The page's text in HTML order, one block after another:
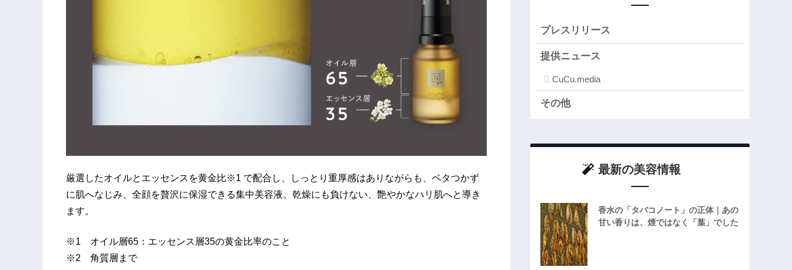
厳選したオイルとエッセンスを黄金比※1 で配合し、しっとり重厚感はありながらも、ベタつかず
に肌へなじみ、全顔を贅沢に保湿できる集中美容液。乾燥にも負けない、艶やかなハリ肌へと導き
ます。
※1 オイル層65：エッセンス層35の黄金比率のこと
※2 角質層まで
プレスリリース
提供ニュース
CuCu.media
その他
最新の美容情報
香水の「タバコノート」の正体｜あの
甘い香りは、煙ではなく「葉」でした